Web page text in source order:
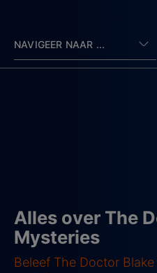
NAVIGEER NAAR ...
Alles over The
Mysteries
Beleef The Doctor